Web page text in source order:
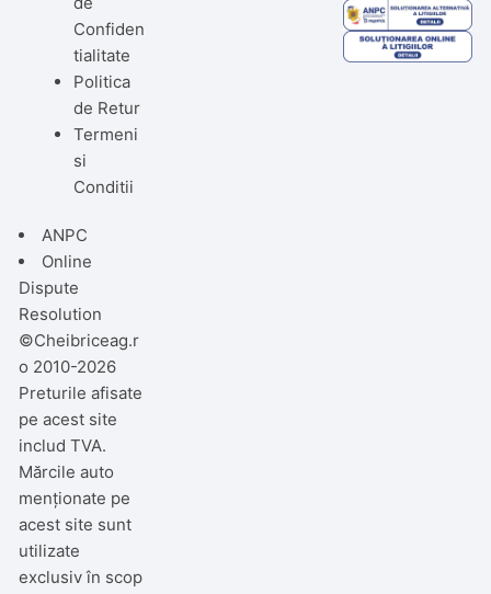
Confiden
tialitate
Politica
de Retur
Termeni
si
Conditii
ANPC
Online
Dispute
Resolution
©Cheibriceag.r
o 2010-2026
Preturile afisate
pe acest site
includ TVA.
Mărcile auto
menționate pe
acest site sunt
utilizate
exclusiv în scop